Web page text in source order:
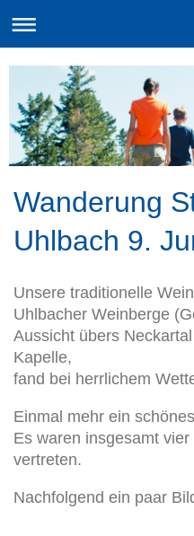
Wanderung
Uhlbach 9.
Unsere traditionelle
Uhlbacher Weinberge
Aussicht übers
Kapelle,
fand bei herrlichem
Einmal mehr ein
Es waren insgesamt
vertreten.
Nachfolgend ein paar